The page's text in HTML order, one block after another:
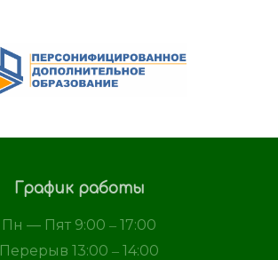
График работы
Пн — Пят 9:00 ‒ 17:00
Перерыв 13:00 ‒ 14:00